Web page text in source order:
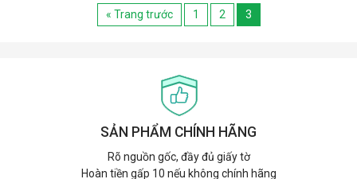
« Trang trước 1 2 3
SẢN PHẨM CHÍNH HÃNG
Rõ nguồn gốc, đầy đủ giấy tờ
Hoàn tiền gấp 10 nếu không chính hãng